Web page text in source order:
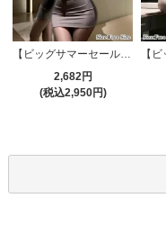
【ビッグサマーセール対象品】セクシーコスプレ(SEXYCOSPLAY) 4421
2,682円
(税込2,950円)